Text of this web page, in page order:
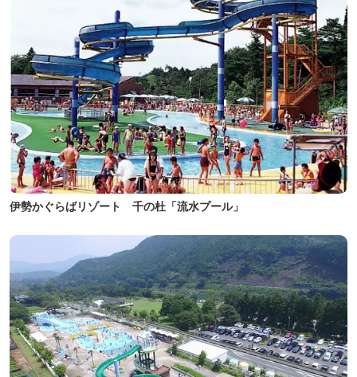
伊勢かぐらばリゾート 千の杜「流水プール」